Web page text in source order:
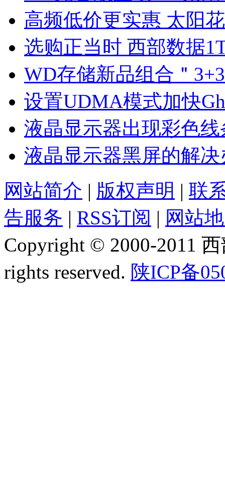
高频低价更实惠 太阳
选购正当时 西部数据
WD存储新品组合＂
设置UDMA模式加快
液晶显示器出现彩色线
液晶显示器黑屏的解决
网站简介 | 版权声明 | 联
告服务 | RSS订阅 | 网站
Copyright © 2000-2011
rights reserved. 陕ICP备